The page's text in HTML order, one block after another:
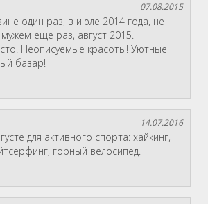
07.08.2015
один раз, в июле 2014 года, не
еще раз, август 2015.
Неописуемые красоты! Уютные
базар!
14.07.2016
для активного спорта: хайкинг,
горный велосипед.